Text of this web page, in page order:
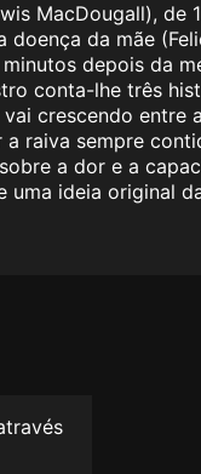
MacDougall),
da mãe
depois
conta-lhe três
crescendo
a raiva sempre
a dor e a
ideia original